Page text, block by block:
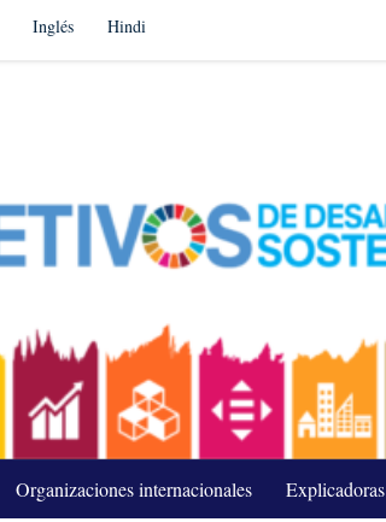
Inglés Hindi
Organizaciones internacionales Explicadoras